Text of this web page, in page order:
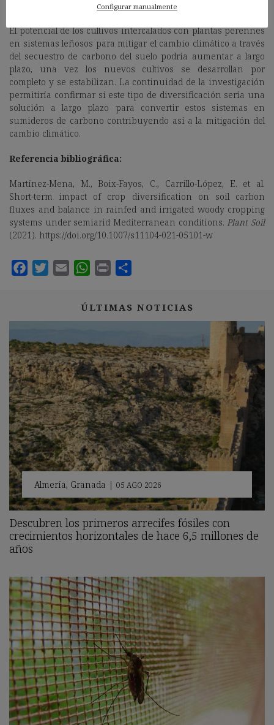
(reduciendo las pérdidas de carbono entre un 65 y un 73%).
El potencial de los cultivos intercalados con plantas perennes
en sistemas leñosos para mitigar el cambio climático a través
del secuestro de carbono del suelo podría aumentar a largo
plazo, una vez los nuevos cultivos se desarrollan por
completo y se estabilizan. La continuidad de la investigación
permitiría confirmar si este tipo de diversificación sería una
solución a largo plazo para convertir estos sistemas en
sumideros de carbono contribuyendo así a la mitigación del
cambio climático.
Referencia bibliográfica:
Martínez-Mena, M., Boix-Fayos, C., Carrillo-López, E. et al.
Short-term impact of crop diversification on soil carbon
fluxes and balance in rainfed and irrigated woody cropping
systems under semiarid Mediterranean conditions. Plant Soil
(2021). https://doi.org/10.1007/s11104-021-05101-w
ÚLTIMAS NOTICIAS
Almería, Granada | 05 AGO 2026
Descubren los primeros arrecifes fósiles con
crecimientos horizontales de hace 6,5 millones de
años
Configurar manualmente